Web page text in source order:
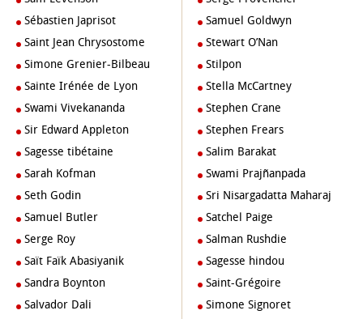
Sébastien Japrisot
Saint Jean Chrysostome
Simone Grenier-Bilbeau
Sainte Irénée de Lyon
Swami Vivekananda
Sir Edward Appleton
Sagesse tibétaine
Sarah Kofman
Seth Godin
Samuel Butler
Serge Roy
Saït Faïk Abasiyanik
Sandra Boynton
Salvador Dali
Samuel Goldwyn
Stewart O’Nan
Stilpon
Stella McCartney
Stephen Crane
Stephen Frears
Salim Barakat
Swami Prajñanpada
Sri Nisargadatta Maharaj
Satchel Paige
Salman Rushdie
Sagesse hindou
Saint-Grégoire
Simone Signoret